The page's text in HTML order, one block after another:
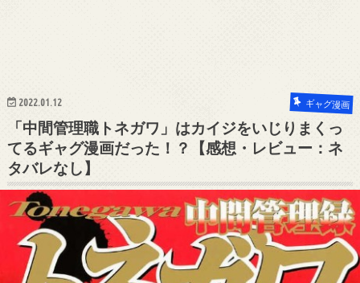
2022.01.12 ギャグ漫画
「中間管理職トネガワ」はカイジをいじりまくっ
てるギャグ漫画だった！？【感想・レビュー：ネ
タバレなし】